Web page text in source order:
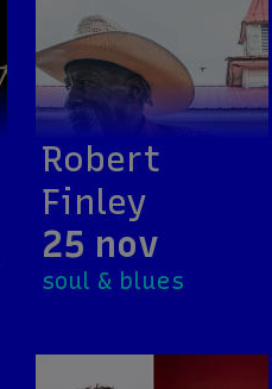
Robert
Finley
25 nov
soul & blues